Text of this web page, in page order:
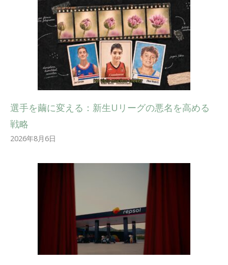
選手を繭に変える：新生Uリーグの悪名を高める
戦略
2026年8月6日